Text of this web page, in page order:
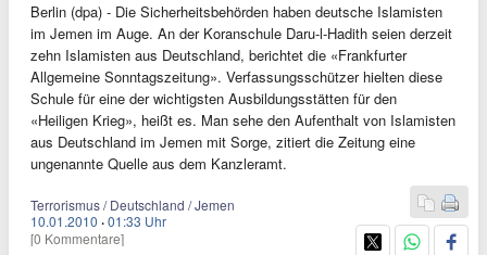
Berlin (dpa) - Die Sicherheitsbehörden haben deutsche Islamisten
im Jemen im Auge. An der Koranschule Daru-l-Hadith seien derzeit
zehn Islamisten aus Deutschland, berichtet die «Frankfurter
Allgemeine Sonntagszeitung». Verfassungsschützer hielten diese
Schule für eine der wichtigsten Ausbildungsstätten für den
«Heiligen Krieg», heißt es. Man sehe den Aufenthalt von Islamisten
aus Deutschland im Jemen mit Sorge, zitiert die Zeitung eine
ungenannte Quelle aus dem Kanzleramt.
Terrorismus / Deutschland / Jemen
10.01.2010 ·01:33 Uhr
[0 Kommentare]